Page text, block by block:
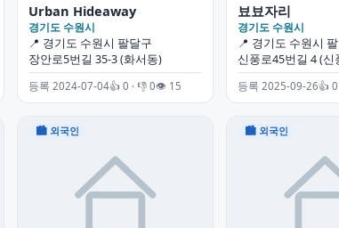
Urban Hideaway
경기도 수원시
📍 경기도 수원시 팔달구
장안로5번길 35-3 (화서동)
등록 2024-07-04👍 0 · 👎 0👁 15
뵤뵤자리
경기도 수원시
📍 경기도 수원시
신풍로45번길 4 (신
등록 2025-09-26👍 0
🏙 외국인 🏙 외국인